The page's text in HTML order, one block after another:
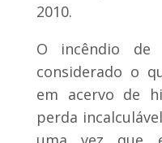
2010.
O incêndio de
considerado o
em acervo de
perda